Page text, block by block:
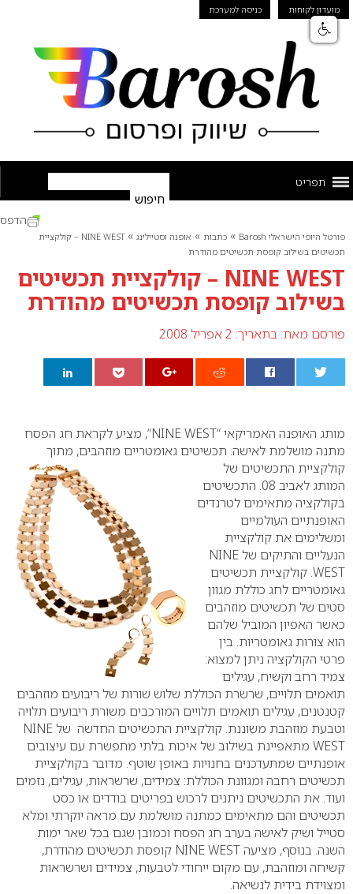
מועדון לקוחות כניסה למערכת
תפריט
פורטל היופי הישראלי Barosh » כתבות » אופנה וסטיילינג »
NINE WEST – קולקציית
תכשיטים בשילוב קופסת תכשיטים מהודרת
NINE WEST – קולקציית תכשיטים
בשילוב קופסת תכשיטים מהודרת
פורסם מאת: בתאריך: 2 אפריל 2008
הדפס
מותג האופנה האמריקאי “NINE WEST“, מציע לקראת חג הפסח
מתנה מושלמת לאישה. תכשיטים גאומטריים מוזהבים, מתוך
קולקציית התכשיטים של
המותג לאביב 08. התכשיטים
בקולקציה מתאימים לטרנדים
האופנתיים העולמיים
ומשלימים את קולקציית
הנעליים והתיקים שלNINE
WEST. קולקציית תכשיטים
גאומטריים לחג כוללת מגוון
סטים של תכשיטים מוזהבים
כאשר האפיון המוביל שלהם
הוא צורות גאומטריות. בין
פרטי הקולקציה ניתן למצוא:
צמיד רחב וקשיח, עגילים
תואמים תלויים, שרשרת הכוללת שלוש שורות של ריבועים מוזהבים
קטנטנים, עגילים תואמים תלויים המורכבים משורת ריבועים תלויה
וטבעת מוזהבת משוננת. קולקציית התכשיטים החדשה שלNINE
WEST מתאפיינת בשילוב של איכות בלתי מתפשרת עם עיצובים
אופנתיים שמתעדכנים בחנויות באופן שוטף. מדובר בקולקציית
תכשיטים רחבה ומגוונת הכוללת: צמידים, שרשראות, עגילים, נזמים
ועוד. את התכשיטים ניתנים לרכוש בפריטים בודדים או כסט
תכשיטים והם מתאימים כמתנה מושלמת עם מראה יוקרתי ומלא
סטייל ושיק לאישה בערב חג הפסח וכמובן שגם בכל שאר ימות
השנה. בנוסף, מציעהNINE WEST קופסת תכשיטים מהודרת,
קשיחה ומוזהבת, עם מקום ייחודי לטבעות, צמידים ושרשראות
ומצוידת בידית לנשיאה.